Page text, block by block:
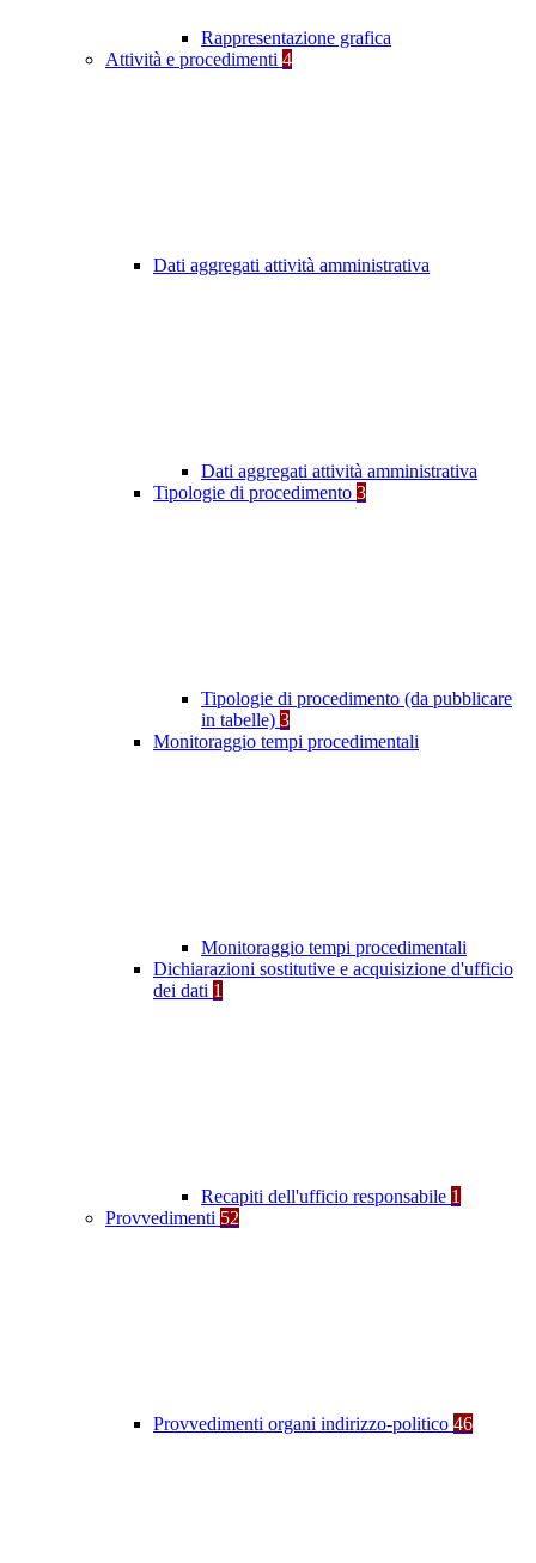
Rappresentazione grafica
Attività e procedimenti 4
Dati aggregati attività amministrativa
Dati aggregati attività amministrativa
Tipologie di procedimento 3
Tipologie di procedimento (da pubblicare
in tabelle) 3
Monitoraggio tempi procedimentali
Monitoraggio tempi procedimentali
Dichiarazioni sostitutive e acquisizione d'ufficio
dei dati 1
Recapiti dell'ufficio responsabile 1
Provvedimenti 52
Provvedimenti organi indirizzo-politico 46